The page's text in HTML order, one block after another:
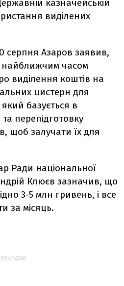
казначейській
виділених
серпня Азаров заявив,
найближчим часом
виділення коштів на
цистерн для
базується в
та перепідготовку
щоб залучати їх для
Ради національної
Клюєв зазначив, що
3-5 млн гривень, і все
за місяць.
РЕКЛАМА: